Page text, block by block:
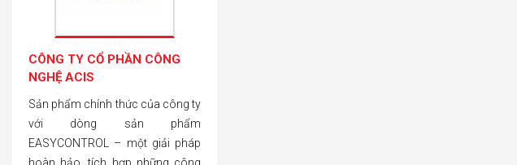
CÔNG TY CỔ PHẦN CÔNG
NGHỆ ACIS
Sản phẩm chính thức của công ty
với dòng sản phẩm
EASYCONTROL – một giải pháp
hoàn hảo, tích hợp những công